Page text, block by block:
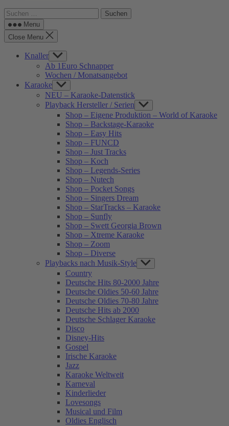
Suchen
nach: Menu
Close Menu
Knaller Show
sub
menu
Ab 1Euro Schnapper
Wochen / Monatsangebot
Karaoke Show
sub
menu
NEU – Karaoke-Datenstick
Playback Hersteller / Serien Show
sub
menu
Shop – Eigene Produktion – World of Karaoke
Shop – Backstage-Karaoke
Shop – Easy Hits
Shop – FUNCD
Shop – Just Tracks
Shop – Koch
Shop – Legends-Series
Shop – Nutech
Shop – Pocket Songs
Shop – Singers Dream
Shop – StarTracks – Karaoke
Shop – Sunfly
Shop – Swett Georgia Brown
Shop – Xtreme Karaoke
Shop – Zoom
Shop – Diverse
Playbacks nach Musik-Style Show
sub
menu
Country
Deutsche Hits 80-2000 Jahre
Deutsche Oldies 50-60 Jahre
Deutsche Oldies 70-80 Jahre
Deutsche Hits ab 2000
Deutsche Schlager Karaoke
Disco
Disney-Hits
Gospel
Irische Karaoke
Jazz
Karaoke Weltweit
Karneval
Kinderlieder
Lovesongs
Musical und Film
Oldies Englisch